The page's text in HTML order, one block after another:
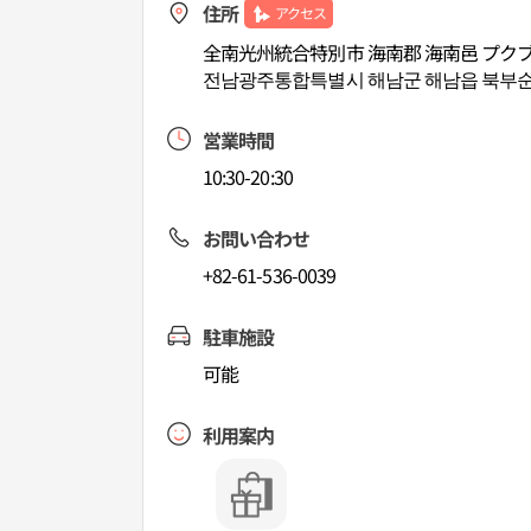
住所 アクセス
全南光州統合特別市 海南郡 海南邑 プク
전남광주통합특별시 해남군 해남읍 북부
営業時間
10:30-20:30
お問い合わせ
+82-61-536-0039
駐車施設
可能
利用案内